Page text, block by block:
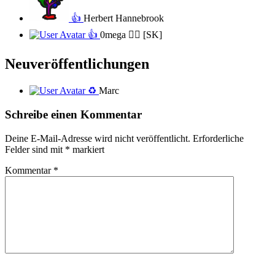
👍 Herbert Hannebrook
👍 0mega 🧟‍♂️ [SK]
Neuveröffentlichungen
♻️ Marc
Schreibe einen Kommentar
Deine E-Mail-Adresse wird nicht veröffentlicht. Erforderliche
Felder sind mit * markiert
Kommentar *